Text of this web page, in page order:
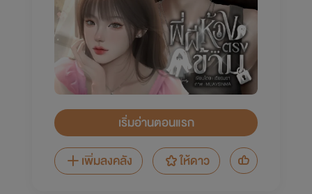
เริ่มอ่านตอนแรก
เพิ่มลงคลัง
ให้ดาว